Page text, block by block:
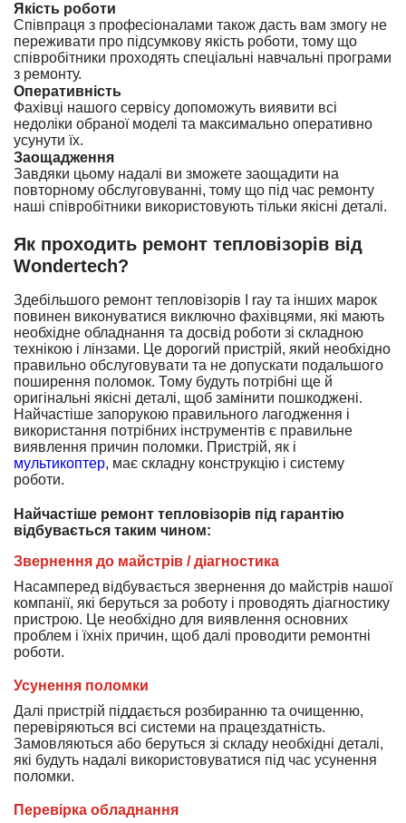
Якість роботи
Співпраця з професіоналами також дасть вам змогу не
переживати про підсумкову якість роботи, тому що
співробітники проходять спеціальні навчальні програми
з ремонту.
Оперативність
Фахівці нашого сервісу допоможуть виявити всі
недоліки обраної моделі та максимально оперативно
усунути їх.
Заощадження
Завдяки цьому надалі ви зможете заощадити на
повторному обслуговуванні, тому що під час ремонту
наші співробітники використовують тільки якісні деталі.
Як проходить ремонт тепловізорів від
Wondertech?
Здебільшого ремонт тепловізорів I ray та інших марок
повинен виконуватися виключно фахівцями, які мають
необхідне обладнання та досвід роботи зі складною
технікою і лінзами. Це дорогий пристрій, який необхідно
правильно обслуговувати та не допускати подальшого
поширення поломок. Тому будуть потрібні ще й
оригінальні якісні деталі, щоб замінити пошкоджені.
Найчастіше запорукою правильного лагодження і
використання потрібних інструментів є правильне
виявлення причин поломки. Пристрій, як і
мультикоптер, має складну конструкцію і систему
роботи.
Найчастіше ремонт тепловізорів під гарантію
відбувається таким чином:
Звернення до майстрів / діагностика
Насамперед відбувається звернення до майстрів нашої
компанії, які беруться за роботу і проводять діагностику
пристрою. Це необхідно для виявлення основних
проблем і їхніх причин, щоб далі проводити ремонтні
роботи.
Усунення поломки
Далі пристрій піддається розбиранню та очищенню,
перевіряються всі системи на працездатність.
Замовляються або беруться зі складу необхідні деталі,
які будуть надалі використовуватися під час усунення
поломки.
Перевірка обладнання